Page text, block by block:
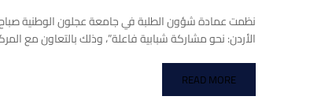
الأردن: نحو مشاركة شبابية فاعلة”، وذلك بالتعاون مع
READ MORE